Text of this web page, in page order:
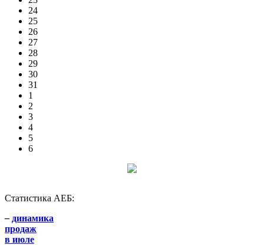
24
25
26
27
28
29
30
31
1
2
3
4
5
6
Статистика АЕБ:
– динамика
продаж
в июле